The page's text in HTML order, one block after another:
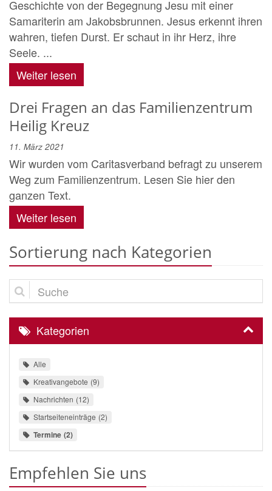
Geschichte von der Begegnung Jesu mit einer
Samariterin am Jakobsbrunnen. Jesus erkennt ihren
wahren, tiefen Durst. Er schaut in ihr Herz, ihre
Seele. ...
Weiter lesen
Drei Fragen an das Familienzentrum
Heilig Kreuz
11. März 2021
Wir wurden vom Caritasverband befragt zu unserem
Weg zum Familienzentrum. Lesen Sie hier den
ganzen Text.
Weiter lesen
Sortierung nach Kategorien
Suche
Kategorien
Alle
Kreativangebote 9
Nachrichten 12
Startseiteneinträge 2
Termine 2
Empfehlen Sie uns